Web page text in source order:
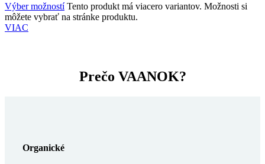
Výber možností Tento produkt má viacero variantov. Možnosti si
môžete vybrať na stránke produktu.
VIAC
Prečo VAANOK?
Organické